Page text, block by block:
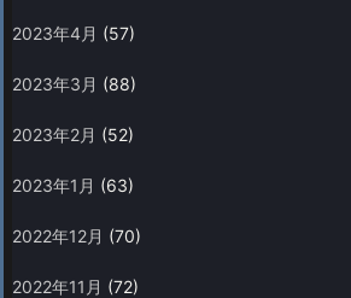
2023年4月 (57)
2023年3月 (88)
2023年2月 (52)
2023年1月 (63)
2022年12月 (70)
2022年11月 (72)